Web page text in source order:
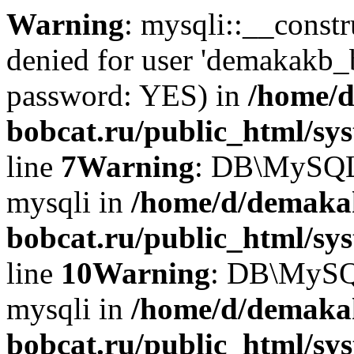
Warning:
denied for user
password: YES) in /home/
bobcat.ru/public_html/
line 7Warning:
mysqli in /home/d/
bobcat.ru/public_html/
line 10Warning:
mysqli in /home/d/
bobcat.ru/public_html/